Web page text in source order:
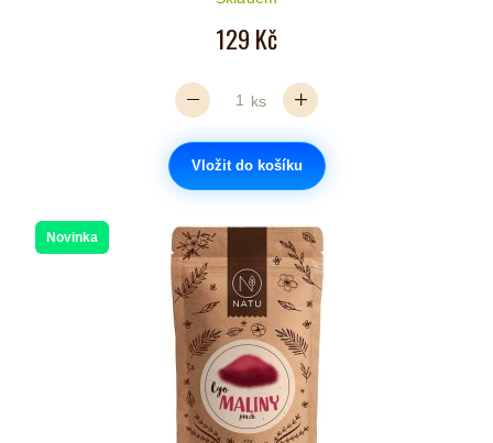
129 Kč
ks
Vložit do košíku
Novinka